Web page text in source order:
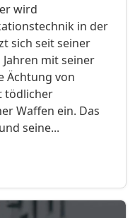
wird
in der
sich seit seiner
mit seiner
Ächtung von
tödlicher
Waffen ein. Das
seine...